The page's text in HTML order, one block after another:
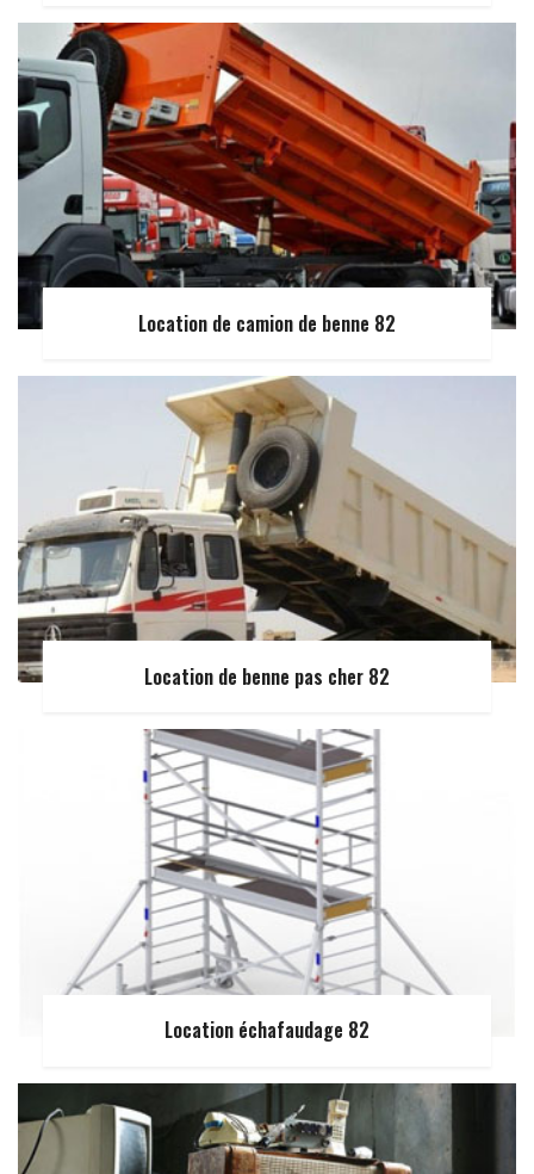
Location de camion de benne 82
Location de benne pas cher 82
Location échafaudage 82